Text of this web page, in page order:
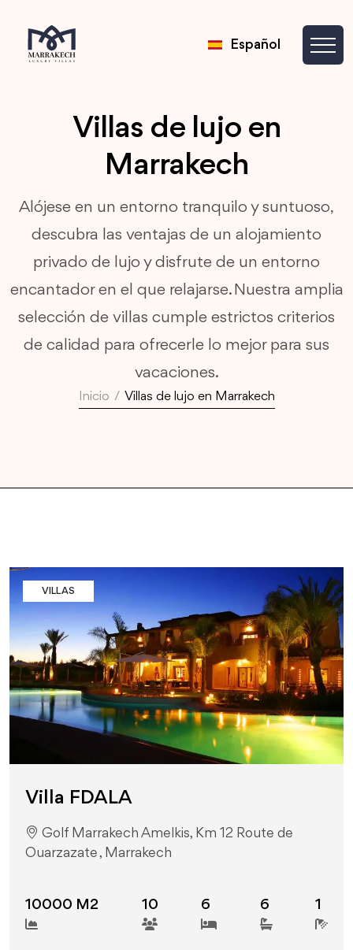
Español
Villas de lujo en
Marrakech
Alójese en un entorno tranquilo y suntuoso,
descubra las ventajas de un alojamiento
privado de lujo y disfrute de un entorno
encantador en el que relajarse. Nuestra amplia
selección de villas cumple estrictos criterios
de calidad para ofrecerle lo mejor para sus
vacaciones.
Inicio / Villas de lujo en Marrakech
VILLAS
Villa FDALA
Golf Marrakech Amelkis, Km 12 Route de
Ouarzazate , Marrakech
10000 M2 10 6 6 1